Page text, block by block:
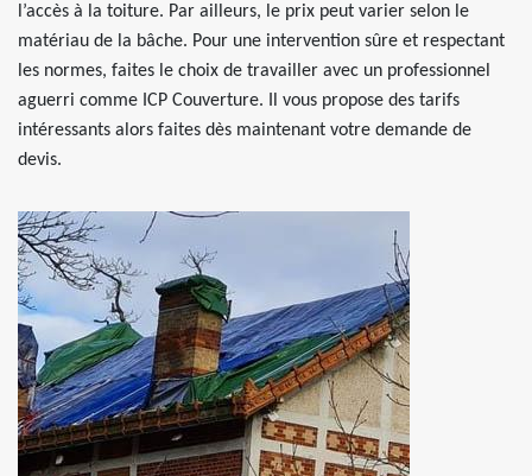
l’accès à la toiture. Par ailleurs, le prix peut varier selon le
matériau de la bâche. Pour une intervention sûre et respectant
les normes, faites le choix de travailler avec un professionnel
aguerri comme ICP Couverture. Il vous propose des tarifs
intéressants alors faites dès maintenant votre demande de
devis.